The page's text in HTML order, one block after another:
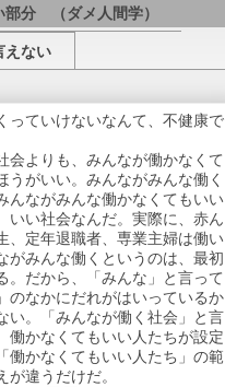
部分 （ダメ人間学）
えない
っていけないなんて、不健康で
会よりも、みんなが働かなくて
うがいい。みんながみんな働く
んながみんな働かなくてもいい
いい社会なんだ。実際に、赤ん
、定年退職者、専業主婦は働い
がみんな働くというのは、最初
。だから、「みんな」と言って
のなかにだれがはいっているか
い。「みんなが働く社会」と言
働かなくてもいい人たちが設定
働かなくてもいい人たち」の範
が違うだけだ。